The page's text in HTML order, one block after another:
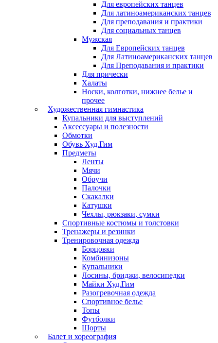
Для европейских танцев
Для латиноамериканских танцев
Для преподавания и практики
Для социальных танцев
Мужская
Для Европейских танцев
Для Латиноамериканских танцев
Для Преподавания и практики
Для прически
Халаты
Носки, колготки, нижнее белье и
прочее
Художественная гимнастика
Купальники для выступлений
Аксессуары и полезности
Обмотки
Обувь Худ.Гим
Предметы
Ленты
Мячи
Обручи
Палочки
Скакалки
Катушки
Чехлы, рюкзаки, сумки
Спортивные костюмы и толстовки
Тренажеры и резинки
Тренировочная одежда
Борцовки
Комбинизоны
Купальники
Лосины, бриджи, велосипедки
Майки Худ.Гим
Разогревочная одежда
Спортивное белье
Топы
Футболки
Шорты
Балет и хореография